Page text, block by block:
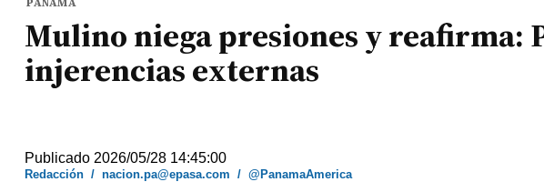
Mulino niega presiones y reafirma:
injerencias externas
Publicado 2026/05/28 14:45:00
Redacción /nacion.pa@epasa.com /@PanamaAmerica